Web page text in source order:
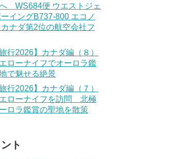
WS684便 ウエストジェ
イングB737-800 エコノ
ナダ第2位の航空会社フ
行2026】カナダ編（８）
ローナイフでオーロラ鑑
で魅せる絶景
行2026】カナダ編（７）
ローナイフを訪問 北極
ロラ鑑賞の聖地を散策
ト